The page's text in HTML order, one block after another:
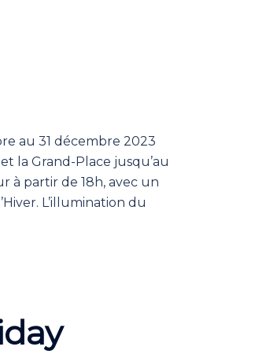
au 31 décembre 2023
la Grand-Place jusqu’au
à partir de 18h, avec un
L’illumination du